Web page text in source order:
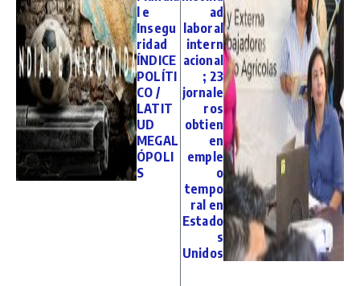
l e
Insegu
ridad
ÍNDICE
POLÍTI
CO /
LATIT
UD
MEGAL
ÓPOLI
S
ad
laboral
intern
acional
; 23
jornale
ros
obtien
en
emple
o
tempo
ral en
Estado
s
Unidos